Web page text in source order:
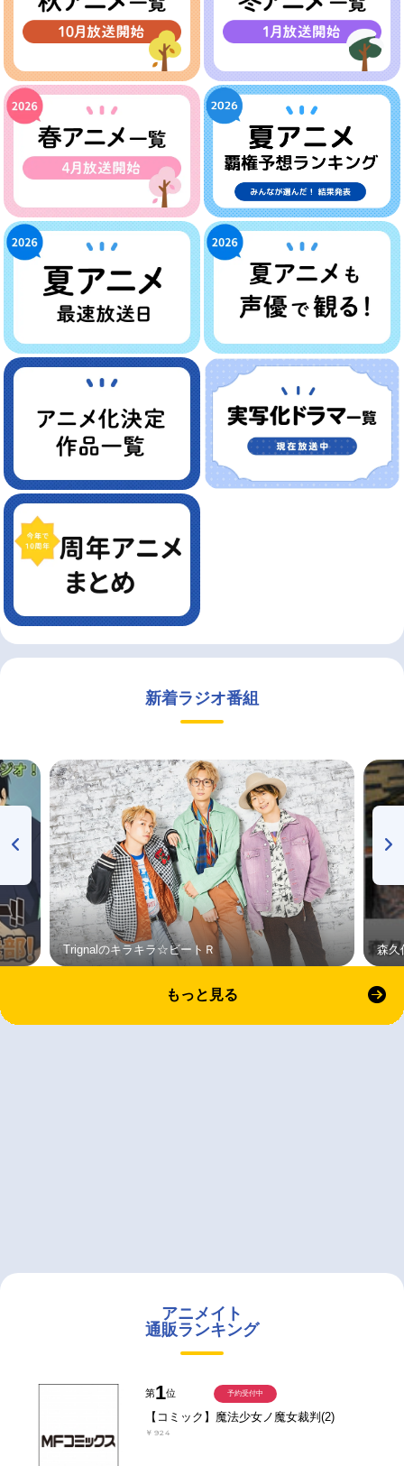
新着ラジオ番組
Trignalのキラキラ☆ビートＲ 森久
もっと見る
アニメイト
通販ランキング
第1位
【コミック】魔法少女ノ魔女裁判(2)
￥924
予約受付中